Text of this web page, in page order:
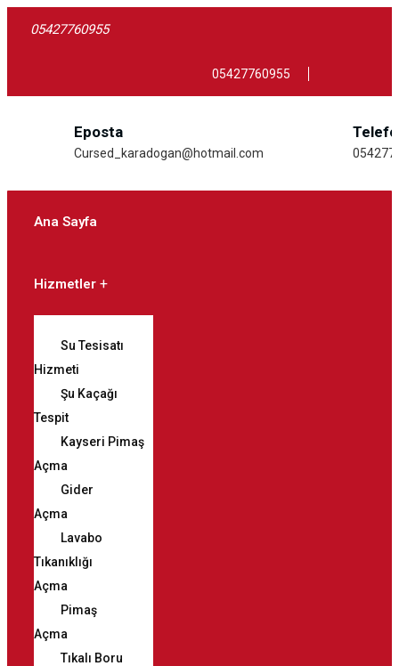
05427760955
05427760955
Eposta
Cursed_karadogan@hotmail.com
Ana Sayfa
Hizmetler
Su Tesisatı
Hizmeti
Şu Kaçağı
Tespit
Kayseri Pimaş
Açma
Gider
Açma
Lavabo
Tıkanıklığı
Açma
Pimaş
Açma
Tıkalı Boru